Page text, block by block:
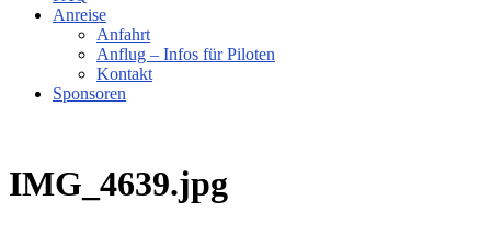
Anreise
Anfahrt
Anflug – Infos für Piloten
Kontakt
Sponsoren
IMG_4639.jpg